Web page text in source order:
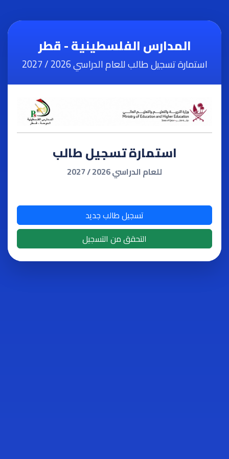
المدارس الفلسطينية - قطر
استمارة تسجيل طالب للعام الدراسي 2026 / 2027
استمارة تسجيل طالب
للعام الدراسي 2026 / 2027
تسجيل طالب جديد
التحقق من التسجيل